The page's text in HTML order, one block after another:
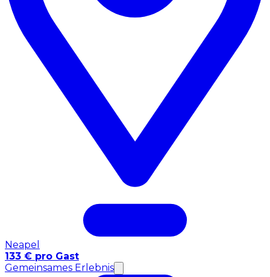
Neapel
133 € pro Gast
Gemeinsames Erlebnis